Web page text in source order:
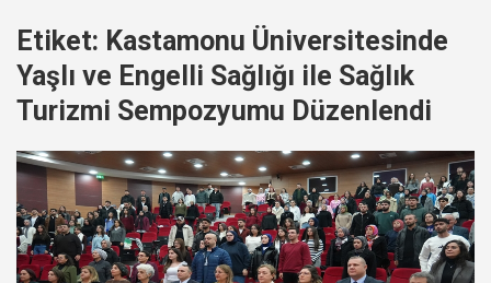
Etiket: Kastamonu Üniversitesinde
Yaşlı ve Engelli Sağlığı ile Sağlık
Turizmi Sempozyumu Düzenlendi